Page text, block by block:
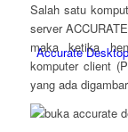
Accurate Desktop
Salah satu
server
maka ketika
komputer client
yang ada